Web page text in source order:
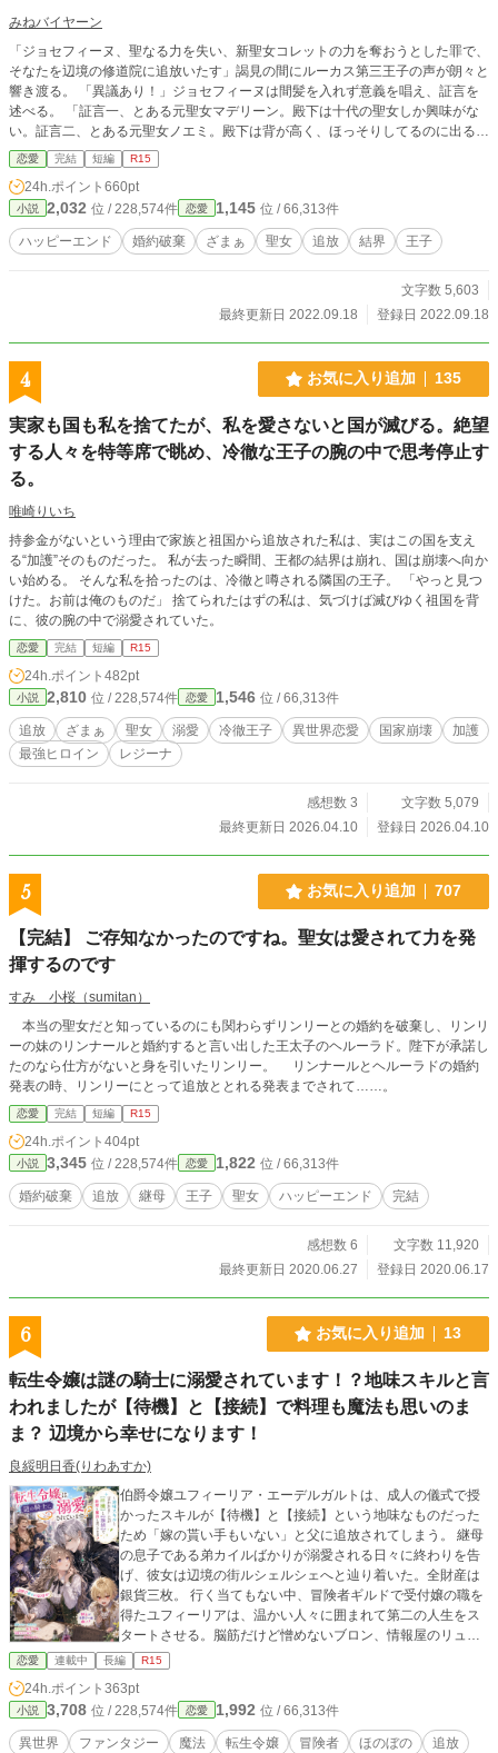
みねバイヤーン
「ジョセフィーヌ、聖なる力を失い、新聖女コレットの力を奪おうとした罪で、
そなたを辺境の修道院に追放いたす」謁見の間にルーカス第三王子の声が朗々と
響き渡る。 「異議あり！」ジョセフィーヌは間髪を入れず意義を唱え、証言を
述べる。 「証言一、とある元聖女マデリーン。殿下は十代の聖女しか興味がな
い。証言二、とある元聖女ノエミ。殿下は背が高く、ほっそりしてるのに出ると
こ出てるのが好き。証言三、とある元聖女オードリー。殿下は、手は出さない、
見てるだけ」 「ええーい、やめーい。不敬罪で追放」 追放された元聖女ジョセ
フィーヌはさっさと王都に戻って、魚屋で働いてる。そんな中、聖女コレットが
ルーカス殿下の子を身ごもったという噂が。王国の結界を守るため、元聖女たち
は立ち上がった。
恋愛 完結 短編 R15
24h.ポイント 660pt
小説 2,032 位 / 228,574件 恋愛 1,145 位 / 66,313件
ハッピーエンド 婚約破棄 ざまぁ 聖女 追放 結界 王子
文字数 5,603
最終更新日 2022.09.18
登録日 2022.09.18
4 お気に入り追加 135
実家も国も私を捨てたが、私を愛さないと国が滅びる。絶望
する人々を特等席で眺め、冷徹な王子の腕の中で思考停止す
る。
唯崎りいち
持参金がないという理由で家族と祖国から追放された私は、実はこの国を支え
る“加護”そのものだった。 私が去った瞬間、王都の結界は崩れ、国は崩壊へ向か
い始める。 そんな私を拾ったのは、冷徹と噂される隣国の王子。 「やっと見つ
けた。お前は俺のものだ」 捨てられたはずの私は、気づけば滅びゆく祖国を背
に、彼の腕の中で溺愛されていた。
恋愛 完結 短編 R15
24h.ポイント 482pt
小説 2,810 位 / 228,574件 恋愛 1,546 位 / 66,313件
追放 ざまぁ 聖女 溺愛 冷徹王子 異世界恋愛 国家崩壊
加護
最強ヒロイン
レジーナ
感想数 3
文字数 5,079
最終更新日 2026.04.10
登録日 2026.04.10
5 お気に入り追加 707
【完結】 ご存知なかったのですね。聖女は愛されて力を発
揮するのです
すみ 小桜（sumitan）
本当の聖女だと知っているのにも関わらずリンリーとの婚約を破棄し、リンリ
ーの妹のリンナールと婚約すると言い出した王太子のヘルーラド。陛下が承諾し
たのなら仕方がないと身を引いたリンリー。 リンナールとヘルーラドの婚約
発表の時、リンリーにとって追放ととれる発表までされて……。
恋愛 完結 短編 R15
24h.ポイント 404pt
小説 3,345 位 / 228,574件 恋愛 1,822 位 / 66,313件
婚約破棄 追放 継母 王子 聖女 ハッピーエンド 完結
感想数 6
文字数 11,920
最終更新日 2020.06.27
登録日 2020.06.17
6 お気に入り追加 13
転生令嬢は謎の騎士に溺愛されています！？地味スキルと言
われましたが【待機】と【接続】で料理も魔法も思いのま
ま？ 辺境から幸せになります！
良綏明日香(りわあすか)
伯爵令嬢ユフィーリア・エーデルガルトは、成人の儀式で授
かったスキルが【待機】と【接続】という地味なものだった
ため「嫁の貰い手もいない」と父に追放されてしまう。 継母
の息子である弟カイルばかりが溺愛される日々に終わりを告
げ、彼女は辺境の街ルシェルシェへと辿り着いた。全財産は
銀貨三枚。 行く当てもない中、冒険者ギルドで受付嬢の職を
得たユフィーリアは、温かい人々に囲まれて第二の人生をス
タートさせる。脳筋だけど憎めないブロン、情報屋のリュー
ト、魔女のグリゼルダ、そして豪快なギルドマスターのガル
ド。 王都の冷たい空気とは違う、この街の優しさが彼女の心
を癒していく。 そんなある日、黒いマントに身を包んだ謎の
騎士レオンティウスが現れる。隣国の第二王子にして騎士団
長である彼は、極秘任務で辺境を訪れていたのだが、ユフィ
恋愛 連載中 長編 R15
24h.ポイント 363pt
小説 3,708 位 / 228,574件 恋愛 1,992 位 / 66,313件
異世界 ファンタジー 魔法 転生令嬢 冒険者 ほのぼの 追放